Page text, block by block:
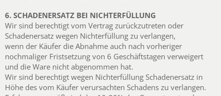
6. SCHADENERSATZ BEI NICHTERFÜLLUNG
Wir sind berechtigt vom Vertrag zurückzutreten oder
Schadenersatz wegen Nichterfüllung zu verlangen,
wenn der Käufer die Abnahme auch nach vorheriger
nochmaliger Fristsetzung von 6 Geschäftstagen verweigert
und die Ware nicht abgenommen hat.
Wir sind berechtigt wegen Nichterfüllung Schadenersatz in
Höhe des vom Käufer verursachten Schadens zu verlangen.